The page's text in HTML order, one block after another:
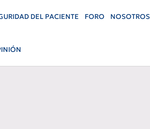
DEL PACIENTE FORO NOSOTROS